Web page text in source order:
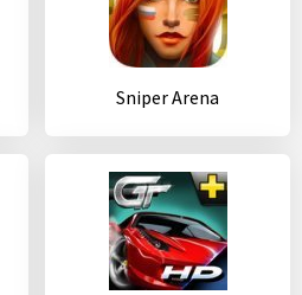
Sniper Arena